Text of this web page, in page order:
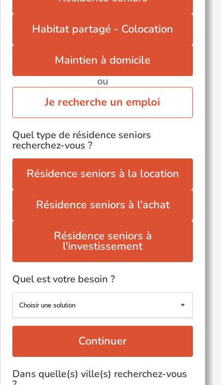
Villeneuve-le-Roi (94290)
Habitat partagé - Colocation
Maintien à domicile
ou
Je recherche un emploi
Quel type de résidence seniors
recherchez-vous ?
Résidence seniors à la location
Résidence seniors à l'achat
Résidence seniors à
l'investissement
Quel est votre besoin ?
Continuer
Dans quelle(s) ville(s) recherchez-vous